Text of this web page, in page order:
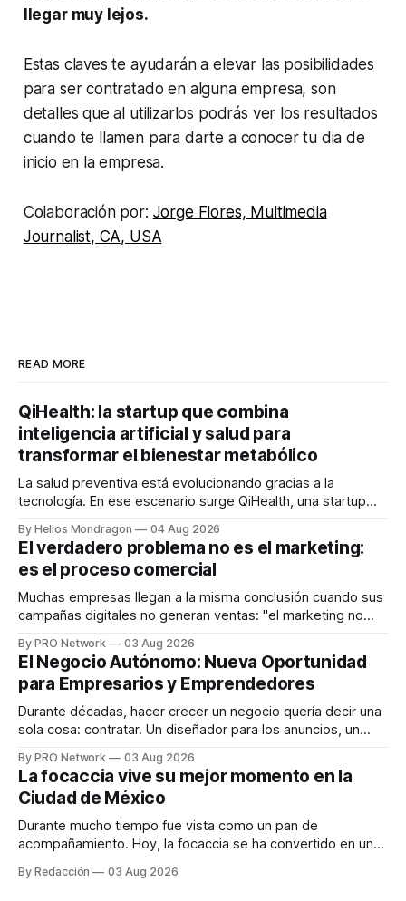
llegar muy lejos.
Estas claves te ayudarán a elevar las posibilidades
para ser contratado en alguna empresa, son
detalles que al utilizarlos podrás ver los resultados
cuando te llamen para darte a conocer tu dia de
inicio en la empresa.
Colaboración por: Jorge Flores, Multimedia
Journalist, CA, USA
READ MORE
QiHealth: la startup que combina
inteligencia artificial y salud para
transformar el bienestar metabólico
La salud preventiva está evolucionando gracias a la
tecnología. En ese escenario surge QiHealth, una startup
dispositivos inteligentes, inteligencia artificial y monitoreo
en tiempo real para ayudar a las personas a tomar mejores
decisiones sobre su salud metabólica. Su propuesta busca
responder
By Helios Mondragon 04 Aug 2026
El verdadero problema no es el marketing:
es el proceso comercial
Muchas empresas llegan a la misma conclusión cuando sus
campañas digitales no generan ventas: "el marketing no
INTERIUS, el problema suele estar en otro lugar. Durante
una entrevista para el podcast SER PRO, el especialista en
marketing digital explicó que
By PRO Network 03 Aug 2026
El Negocio Autónomo: Nueva Oportunidad
para Empresarios y Emprendedores
Durante décadas, hacer crecer un negocio quería decir una
sola cosa: contratar. Un diseñador para los anuncios, un
para los textos, alguien que supiera de publicidad digital
para encontrar prospectos, un vendedor para atender
llamadas y mensajes, y —con suerte— una persona
By PRO Network 03 Aug 2026
La focaccia vive su mejor momento en la
Ciudad de México
Durante mucho tiempo fue vista como un pan de
acompañamiento. Hoy, la focaccia se ha convertido en uno
artesanal, ingredientes de calidad y experiencias que
By Redacción 03 Aug 2026